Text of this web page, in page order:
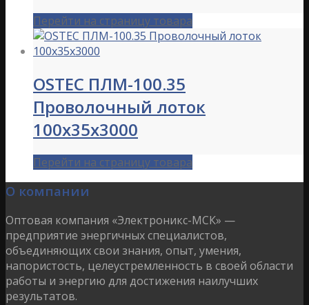
Перейти на страницу товара
OSTEC ПЛМ-100.35
Проволочный лоток
100х35х3000
Перейти на страницу товара
О компании
Оптовая компания «Электроникс-МСК» —
предприятие энергичных специалистов,
объединяющих свои знания, опыт, умения,
напористость, целеустремленность в своей области
работы и энергию для достижения наилучших
результатов.